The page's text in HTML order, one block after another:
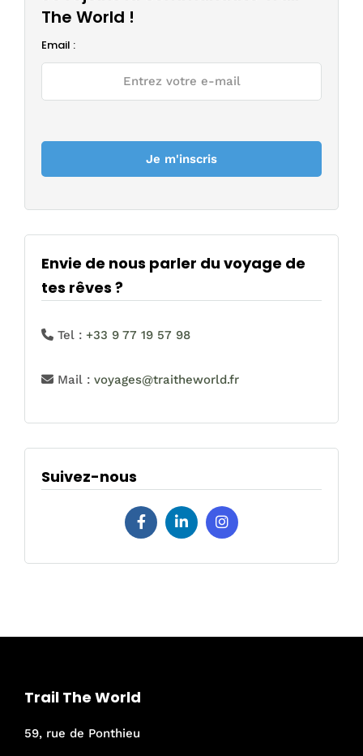
The World !
Email :
Envie de nous parler du voyage de
tes rêves ?
Tel : +33 9 77 19 57 98
Mail : voyages@traitheworld.fr
Suivez-nous
Trail The World
59, rue de Ponthieu